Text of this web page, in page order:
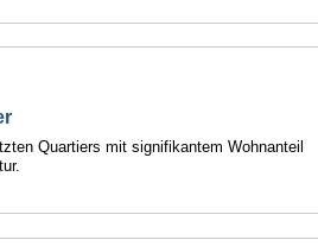
Quartiers mit signifikantem Wohnanteil